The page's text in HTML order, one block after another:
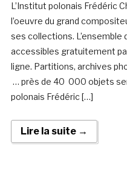
L’Institut polonais Frédéric
l’oeuvre du grand
ses collections.
accessibles gratuitement
ligne. Partitions, archives
… près de 40 000 objets
polonais Frédéric […]
Lire la suite →